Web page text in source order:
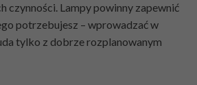
czynności. Lampy powinny zapewnić
potrzebujesz – wprowadzać w
tylko z dobrze rozplanowanym